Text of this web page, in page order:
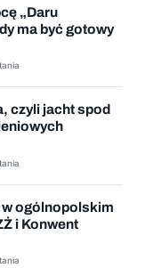
„Daru
ma być gotowy
czyli jacht spod
ogólnopolskim
i Konwent